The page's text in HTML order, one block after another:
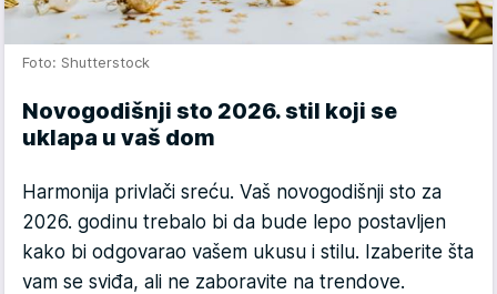
Foto: Shutterstock
Novogodišnji sto 2026. stil koji se
uklapa u vaš dom
Harmonija privlači sreću. Vaš novogodišnji sto za
2026. godinu trebalo bi da bude lepo postavljen
kako bi odgovarao vašem ukusu i stilu. Izaberite šta
vam se sviđa, ali ne zaboravite na trendove.